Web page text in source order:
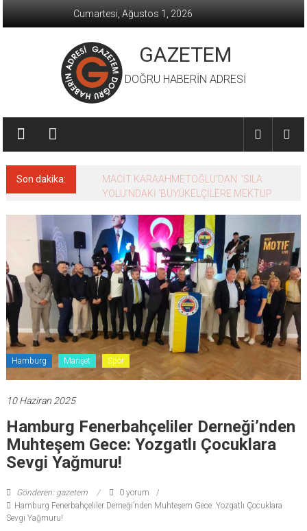
Cumartesi, Ağustos 1, 2026
GAZETEM
DOĞRU HABERİN ADRESİ
Son dakika:
MACİT KARAAHMETOĞLU’DAN ‘SILA
YOLU’NDAKİ ’BÜYÜKELÇİLERE MEKTUP
Hamburg Manşet Spor
10 Haziran 2025
Hamburg Fenerbahçeliler Derneği’nden
Muhteşem Gece: Yozgatlı Çocuklara
Sevgi Yağmuru!
Gönderen: gazetem
0 yorum
Hamburg Fenerbahçeliler Derneği’nden Muhteşem Gece: Yozgatlı Çocuklara
Sevgi Yağmuru!